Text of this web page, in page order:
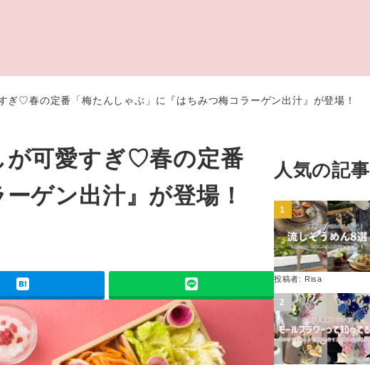
ぎ♡春の定番「梅たんしゃぶ」に『はちみつ梅コラーゲン出汁』が登場！
が可愛すぎ♡春の定番
ゲン出汁』が登場！
人気の記事
投稿者: Risa